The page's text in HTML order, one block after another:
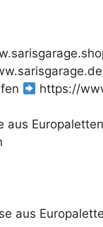
https://
aus